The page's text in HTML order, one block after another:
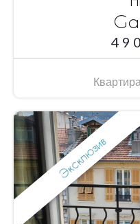
Квартира
Эксклюзив